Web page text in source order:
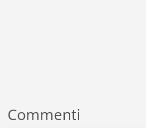
Commenti